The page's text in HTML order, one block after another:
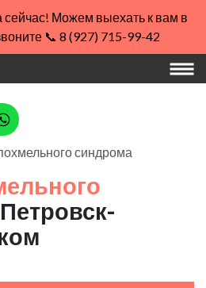
Можем выехать к вам в
📞 8 (927) 715-99-42
синдрома